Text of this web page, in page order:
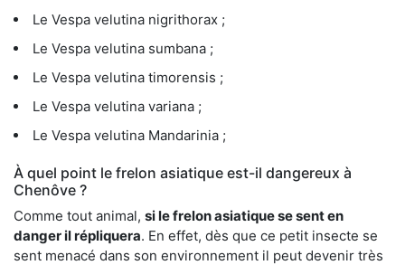
Le Vespa velutina nigrithorax ;
Le Vespa velutina sumbana ;
Le Vespa velutina timorensis ;
Le Vespa velutina variana ;
Le Vespa velutina Mandarinia ;
À quel point le frelon asiatique est-il dangereux à
Chenôve ?
Comme tout animal, si le frelon asiatique se sent en
danger il répliquera. En effet, dès que ce petit insecte se
sent menacé dans son environnement il peut devenir très